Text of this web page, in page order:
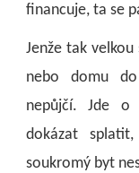
financuje, ta se
Jenže tak
nebo domu
nepůjčí. Jde o
dokázat
soukromý byt